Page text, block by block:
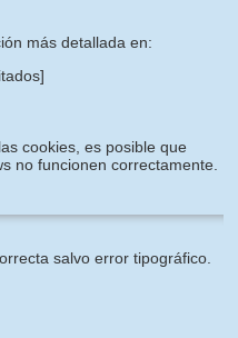
más detallada en:
cookies, es posible que
no funcionen correctamente.
salvo error tipográfico.